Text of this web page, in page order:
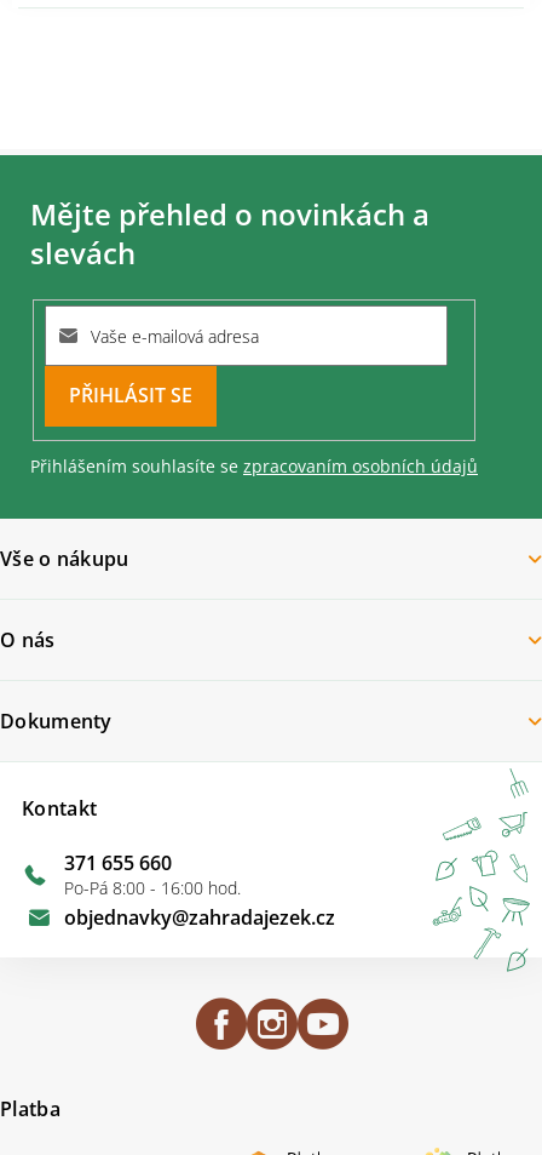
Z
Mějte přehled o novinkách a
slevách
PŘIHLÁSIT
SE
Přihlášením souhlasíte se zpracovaním osobních údajů
Vše o nákupu
O nás
Kontakt
objednavky@zahradajezek.cz
371 655 660
Po-Pá 8:00 - 16:00 hod.
Dokumenty
Platba